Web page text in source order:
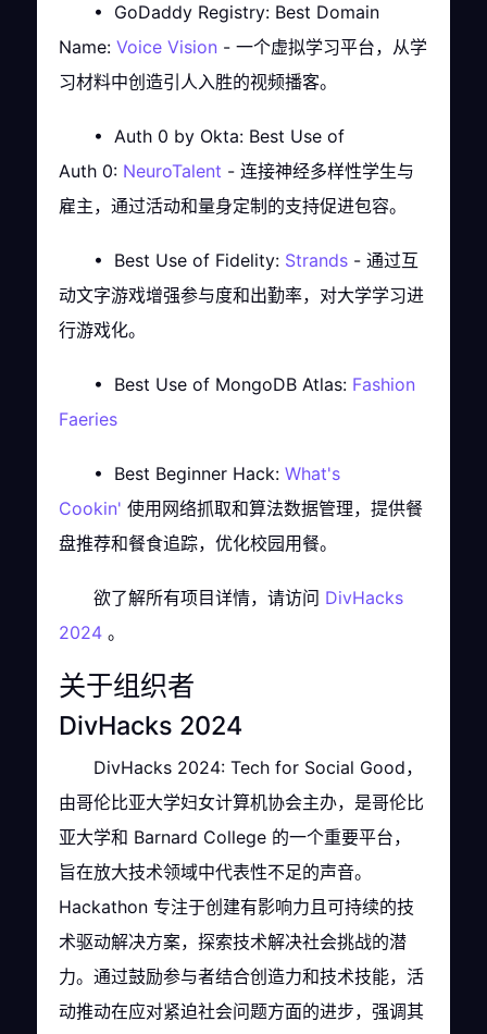
• GoDaddy Registry: Best Domain
Name:Voice Vision - 一个虚拟学习平台，从学
习材料中创造引人入胜的视频播客。
• Auth 0 by Okta: Best Use of
Auth 0: NeuroTalent - 连接神经多样性学生与
雇主，通过活动和量身定制的支持促进包容。
• Best Use of Fidelity: Strands - 通过互
动文字游戏增强参与度和出勤率，对大学学习进
行游戏化。
• Best Use of MongoDB Atlas: Fashion
Faeries
• Best Beginner Hack:What's
Cookin' 使用网络抓取和算法数据管理，提供餐
盘推荐和餐食追踪，优化校园用餐。
欲了解所有项目详情，请访问 DivHacks
2024。
关于组织者
DivHacks 2024
DivHacks 2024: Tech for Social Good，
由哥伦比亚大学妇女计算机协会主办，是哥伦比
亚大学和 Barnard College 的一个重要平台，
旨在放大技术领域中代表性不足的声音。
Hackathon 专注于创建有影响力且可持续的技
术驱动解决方案，探索技术解决社会挑战的潜
力。通过鼓励参与者结合创造力和技术技能，活
动推动在应对紧迫社会问题方面的进步，强调其